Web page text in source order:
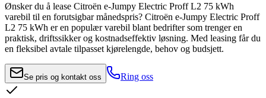
Ønsker du å lease Citroën e-Jumpy Electric Proff L2 75 kWh
varebil til en forutsigbar månedspris? Citroën e-Jumpy Electric Proff
L2 75 kWh er en populær varebil blant bedrifter som trenger en
praktisk, driftssikker og kostnadseffektiv løsning. Med leasing får du
en fleksibel avtale tilpasset kjørelengde, behov og budsjett.
Se pris og kontakt oss Ring oss